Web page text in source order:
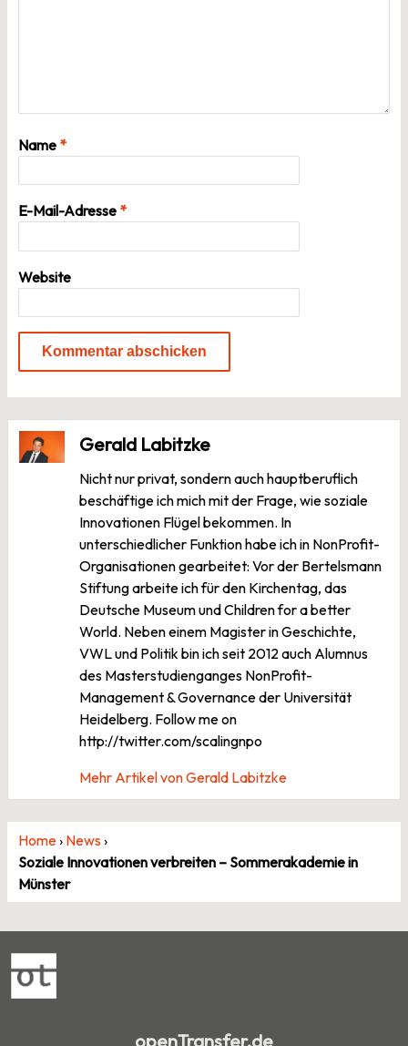
Name *
E-Mail-Adresse *
Website
Gerald Labitzke
Nicht nur privat, sondern auch hauptberuflich
beschäftige ich mich mit der Frage, wie soziale
Innovationen Flügel bekommen. In
unterschiedlicher Funktion habe ich in NonProfit-
Organisationen gearbeitet: Vor der Bertelsmann
Stiftung arbeite ich für den Kirchentag, das
Deutsche Museum und Children for a better
World. Neben einem Magister in Geschichte,
VWL und Politik bin ich seit 2012 auch Alumnus
des Masterstudienganges NonProfit-
Management & Governance der Universität
Heidelberg. Follow me on
http://twitter.com/scalingnpo
Mehr Artikel von Gerald Labitzke
Home› News›
Soziale Innovationen verbreiten – Sommerakademie in
Münster
openTransfer.de